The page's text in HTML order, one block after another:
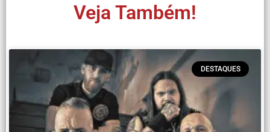
Veja Também!
DESTAQUES